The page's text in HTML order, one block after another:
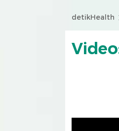
detikHealth